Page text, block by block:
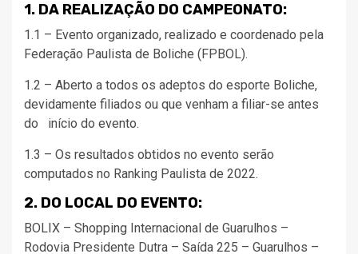
1. DA REALIZAÇÃO DO CAMPEONATO:
1.1 – Evento organizado, realizado e coordenado pela
Federação Paulista de Boliche (FPBOL).
1.2 – Aberto a todos os adeptos do esporte Boliche,
devidamente filiados ou que venham a filiar-se antes
do início do evento.
1.3 – Os resultados obtidos no evento serão
computados no Ranking Paulista de 2022.
2. DO LOCAL DO EVENTO:
BOLIX – Shopping Internacional de Guarulhos –
Rodovia Presidente Dutra – Saída 225 – Guarulhos –